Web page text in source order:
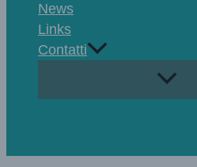
News
Links
Contatti